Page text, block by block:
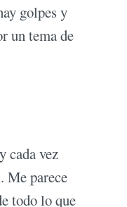
golpes y
un tema de
cada vez
Me parece
todo lo que